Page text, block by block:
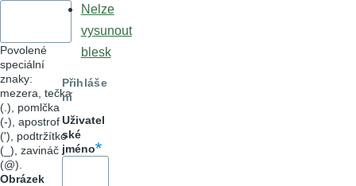
Povolené
speciální
znaky:
mezera, tečka
(.), pomlčka
(-), apostrof
('), podtržítko
(_), zavináč
(@).
Obrázek
Nelze
vysunout
blesk
Přihláše
ní
Uživatel
ské
jméno